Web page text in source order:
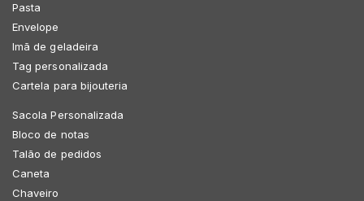
Pasta
Envelope
Imã de geladeira
Tag personalizada
Cartela para bijouteria
Sacola Personalizada
Bloco de notas
Talão de pedidos
Caneta
Chaveiro